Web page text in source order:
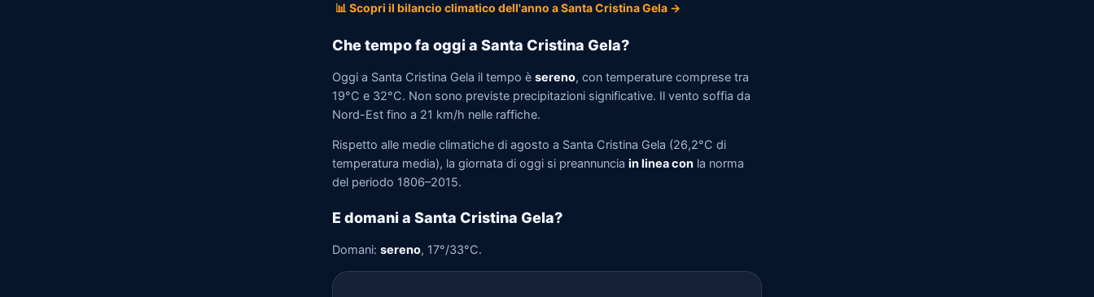
📊 Scopri il bilancio climatico dell'anno a Santa Cristina Gela →
Che tempo fa oggi a Santa Cristina Gela?
Oggi a Santa Cristina Gela il tempo è sereno, con temperature comprese tra
19°C e 32°C. Non sono previste precipitazioni significative. Il vento soffia da
Nord-Est fino a 21 km/h nelle raffiche.
Rispetto alle medie climatiche di agosto a Santa Cristina Gela (26,2°C di
temperatura media), la giornata di oggi si preannuncia in linea con la norma
del periodo 1806–2015.
E domani a Santa Cristina Gela?
Domani: sereno, 17°/33°C.